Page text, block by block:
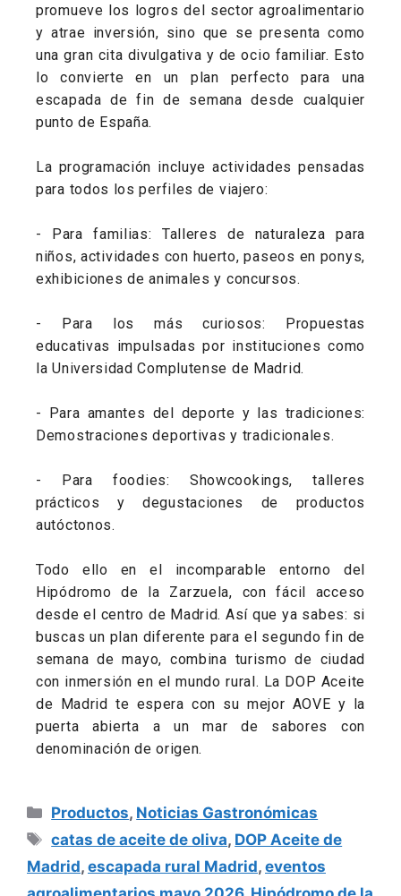
promueve los logros del sector agroalimentario
y atrae inversión, sino que se presenta como
una gran cita divulgativa y de ocio familiar. Esto
lo convierte en un plan perfecto para una
escapada de fin de semana desde cualquier
punto de España.
La programación incluye actividades pensadas
para todos los perfiles de viajero:
- Para familias: Talleres de naturaleza para
niños, actividades con huerto, paseos en ponys,
exhibiciones de animales y concursos.
- Para los más curiosos: Propuestas
educativas impulsadas por instituciones como
la Universidad Complutense de Madrid.
- Para amantes del deporte y las tradiciones:
Demostraciones deportivas y tradicionales.
- Para foodies: Showcookings, talleres
prácticos y degustaciones de productos
autóctonos.
Todo ello en el incomparable entorno del
Hipódromo de la Zarzuela, con fácil acceso
desde el centro de Madrid. Así que ya sabes: si
buscas un plan diferente para el segundo fin de
semana de mayo, combina turismo de ciudad
con inmersión en el mundo rural. La DOP Aceite
de Madrid te espera con su mejor AOVE y la
puerta abierta a un mar de sabores con
denominación de origen.
Productos, Noticias Gastronómicas
catas de aceite de oliva, DOP Aceite de
Madrid, escapada rural Madrid, eventos